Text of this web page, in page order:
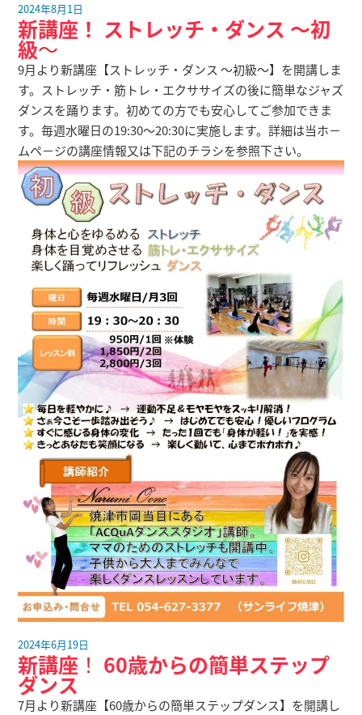
2024年8月1日
新講座！ ストレッチ・ダンス ～初
級～
9月より新講座【ストレッチ・ダンス ～初級～】を開講しま
す。ストレッチ・筋トレ・エクササイズの後に簡単なジャズ
ダンスを踊ります。初めての方でも安心してご参加できま
す。毎週水曜日の19:30～20:30に実施します。詳細は当ホ－
ムペ－ジの講座情報又は下記のチラシを参照下さい。
2024年6月19日
新講座 ！ 60歳からの簡単ステップ
ダンス
7月より新講座【60歳からの簡単ステップダンス】を開講し